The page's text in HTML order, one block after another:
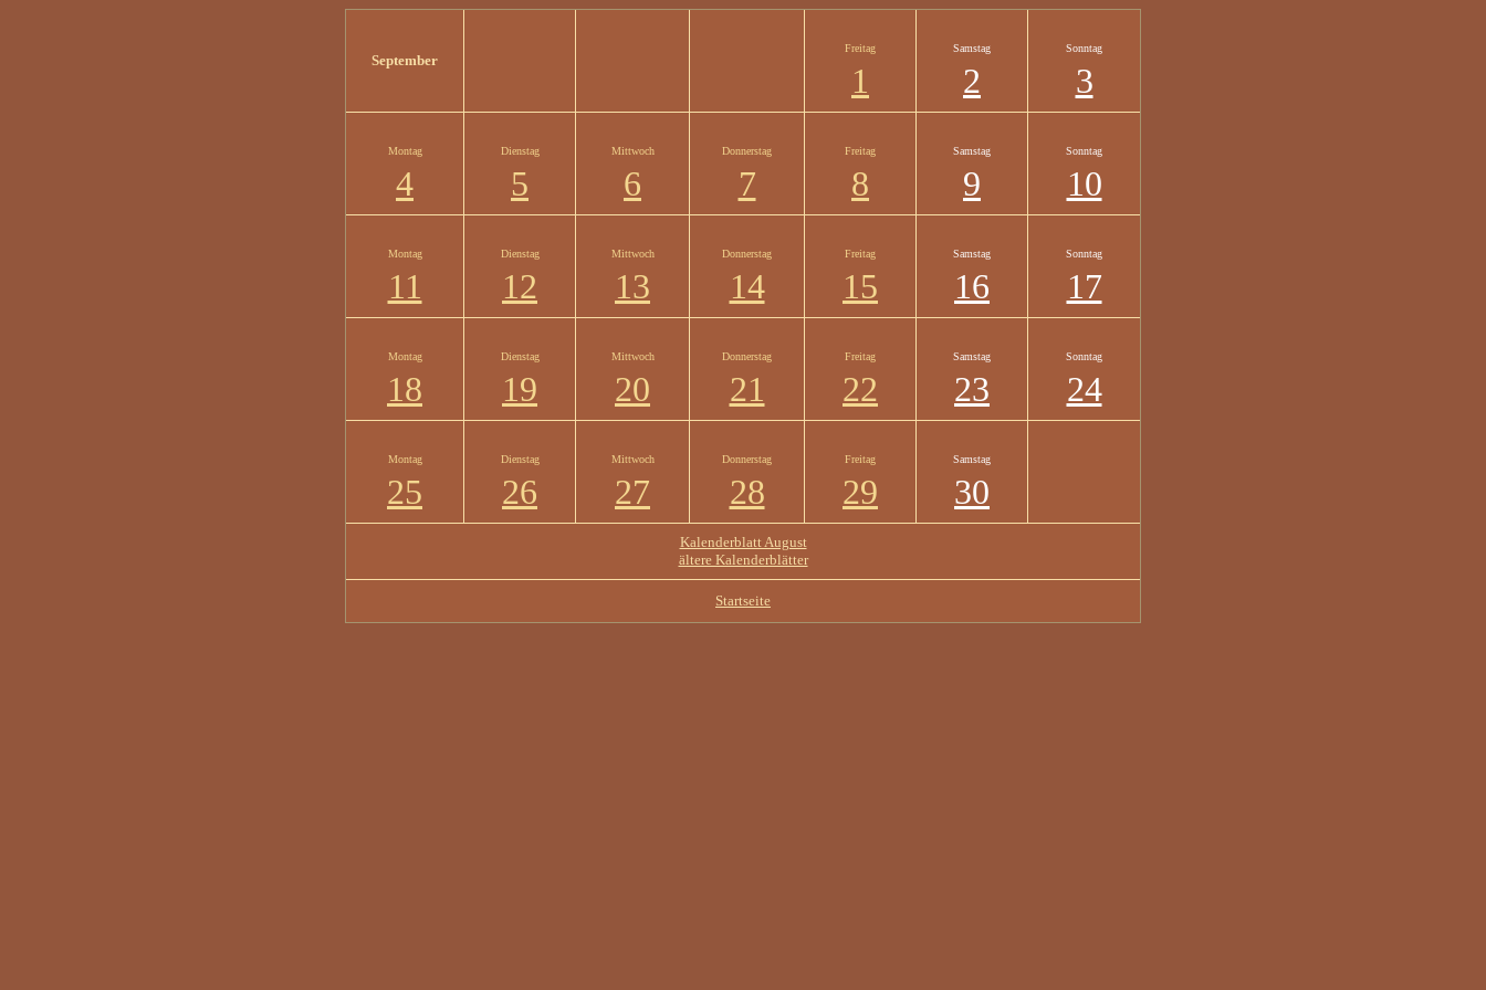
September
Freitag
1
Samstag
2
Sonntag
3
Montag
4
Dienstag
5
Mittwoch
6
Donnerstag
7
Freitag
8
Samstag
9
Sonntag
10
Montag
11
Dienstag
12
Mittwoch
13
Donnerstag
14
Freitag
15
Samstag
16
Sonntag
17
Montag
18
Dienstag
19
Mittwoch
20
Donnerstag
21
Freitag
22
Samstag
23
Sonntag
24
Montag
25
Dienstag
26
Mittwoch
27
Donnerstag
28
Freitag
29
Samstag
30
Kalenderblatt August
ältere Kalenderblätter
Startseite